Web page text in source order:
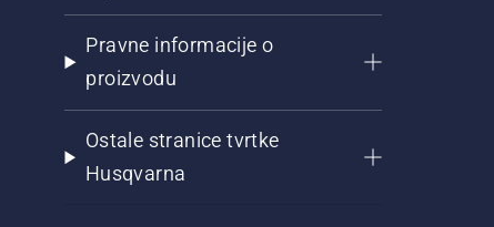
Pravne informacije o
proizvodu
Ostale stranice tvrtke
Husqvarna